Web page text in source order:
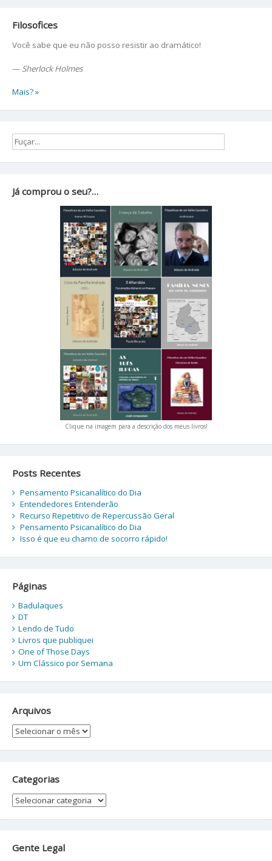
Filosofices
Você sabe que eu não posso resistir ao dramático!
— Sherlock Holmes
Mais? »
Já comprou o seu?…
Clique na imagem para a descrição dos meus livros!
Posts Recentes
Pensamento Psicanalítico do Dia
Entendedores Entenderão
Recurso Repetitivo de Repercussão Geral
Pensamento Psicanalítico do Dia
Isso é que eu chamo de socorro rápido!
Páginas
Badulaques
DT
Lendo de Tudo
Livros que publiquei
One of Those Days
Um Clássico por Semana
Arquivos
Arquivos
Categorias
Categorias
Gente Legal